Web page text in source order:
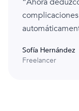
Sofía Hernández
Freelancer